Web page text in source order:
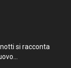
si racconta